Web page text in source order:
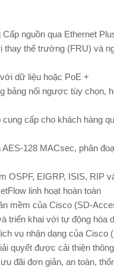
nguồn qua Ethernet
thay thế trường (FRU) và
dữ liệu hoặc PoE +
bảng nối ngược tùy chọn,
cấp cho khách hàng
128 MACsec, phân
OSPF, EIGRP, ISIS, RIP
linh hoạt hoàn toàn
mềm của Cisco (SD-
triển khai với tự động hóa
vụ nhận dạng của Cisco
quyết được cải thiện
đãi đơn giản, an toàn,